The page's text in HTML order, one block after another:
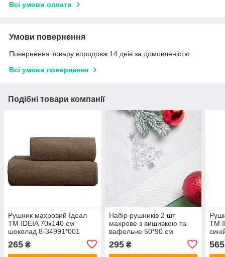
Всі умови оплати
Умови повернення
Повернення товару впродовж 14 днів за домовленістю
Всі умови повернення
Подібні товари компанії
Рушник махровий Ідеал
TM IDEIA 70х140 см
шоколад 8-34991*001
265 ₴
Набір рушників 2 шт
махрове з вишивкою та
вафельне 50*90 см
295₴
TM
565